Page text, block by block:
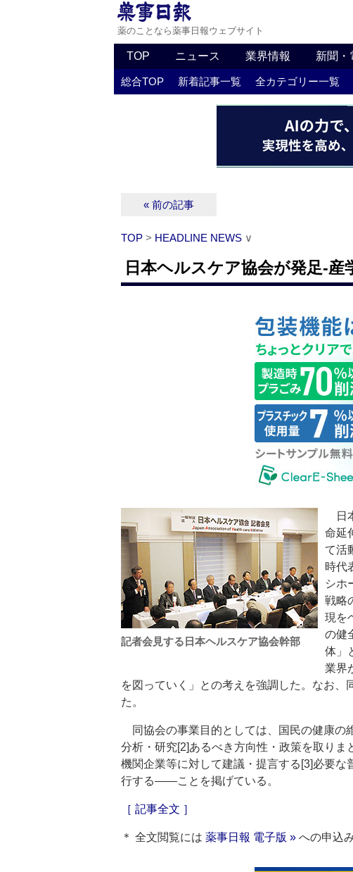
薬のことなら薬事日報ウェブサイト
TOP ニュース 業界情報 新聞・
総合TOP 新着記事一覧 全カテゴリー一覧
« 前の記事
TOP > HEADLINE NEWS ∨
日本ヘルスケア協会が発足‐
記者会見する日本ヘルスケア協会幹部
日
命延
て活
時代
シホ
戦略
現を
の健
体」
業界
を図っていく」との考えを強調した。なお
た。
同協会の事業目的としては、国民の健康の
分析・研究[2]あるべき方向性・政策を取り
機関企業等に対して建議・提言する[3]必要
行する――ことを掲げている。
［ 記事全文 ］
＊ 全文閲覧には 薬事日報 電子版 » への申込